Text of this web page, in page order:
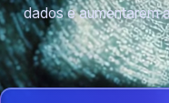
dados e aumentarem